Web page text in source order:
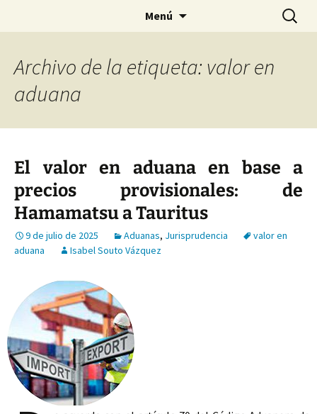
Menú Buscar:
Archivo de la etiqueta: valor en
aduana
El valor en aduana en base a
precios provisionales: de
Hamamatsu a Tauritus
9 de julio de 2025 Aduanas, Jurisprudencia
valor en
aduana
Isabel Souto Vázquez